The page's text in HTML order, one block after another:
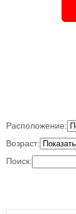
Расположение:
Возраст:
Поиск: